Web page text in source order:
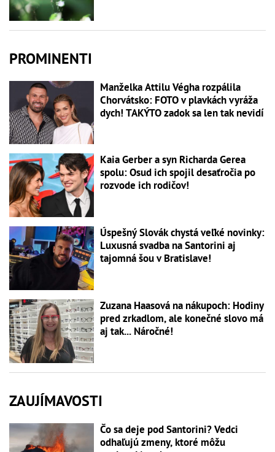
PROMINENTI
Manželka Attilu Végha rozpálila
Chorvátsko: FOTO v plavkách vyráža
dych! TAKÝTO zadok sa len tak nevidí
Kaia Gerber a syn Richarda Gerea
spolu: Osud ich spojil desaťročia po
rozvode ich rodičov!
Úspešný Slovák chystá veľké novinky:
Luxusná svadba na Santorini aj
tajomná šou v Bratislave!
Zuzana Haasová na nákupoch: Hodiny
pred zrkadlom, ale konečné slovo má
aj tak... Náročné!
ZAUJÍMAVOSTI
Čo sa deje pod Santorini? Vedci
odhaľujú zmeny, ktoré môžu